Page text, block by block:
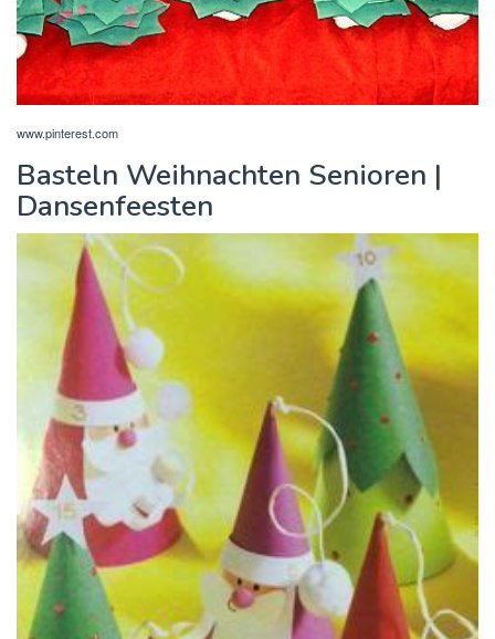
www.pinterest.com
Basteln Weihnachten Senioren |
Dansenfeesten